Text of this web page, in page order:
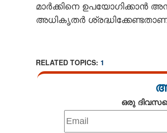
മാർക്കിനെ ഉപയോഗിക്കാൻ
അധികൃതർ
RELATED TOPICS: 1
ഒരു